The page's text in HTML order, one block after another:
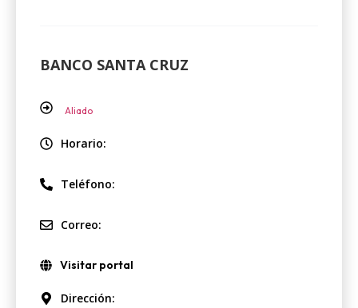
BANCO SANTA CRUZ
Aliado
Horario:
Teléfono:
Correo:
Visitar portal
Dirección: